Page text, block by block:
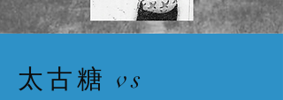
太古糖 vs